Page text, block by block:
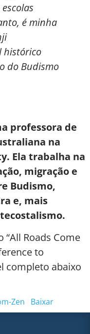
é minha
histórico
do Budismo
professora de
na
Ela trabalha na
migração e
Budismo,
e, mais
Roads Come
to
completo abaixo
Zen Baixar